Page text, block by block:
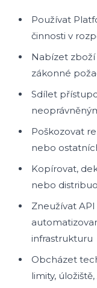
Používat
činnosti v
Nabízet
zákonné
Sdílet
Poškozovat
nebo
Kopírovat,
nebo
Zneužívat
infrastrukturu
Obcházet
limity,